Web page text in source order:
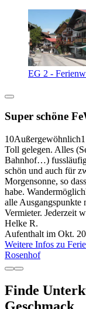
EG 2 -
Super schöne
10Außergewöhnlich
Toll gelegen. Alles
Bahnhof…)
schön und auch für
Morgensonne, so
habe.
alle Ausgangspunkte
Vermieter. Jederzeit
Helke R.
Aufenthalt im Okt.
Weitere Infos zu
Rosenhof
Finde
Geschmack